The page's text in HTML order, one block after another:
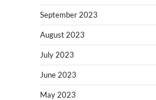
September 2023
August 2023
July 2023
June 2023
May 2023